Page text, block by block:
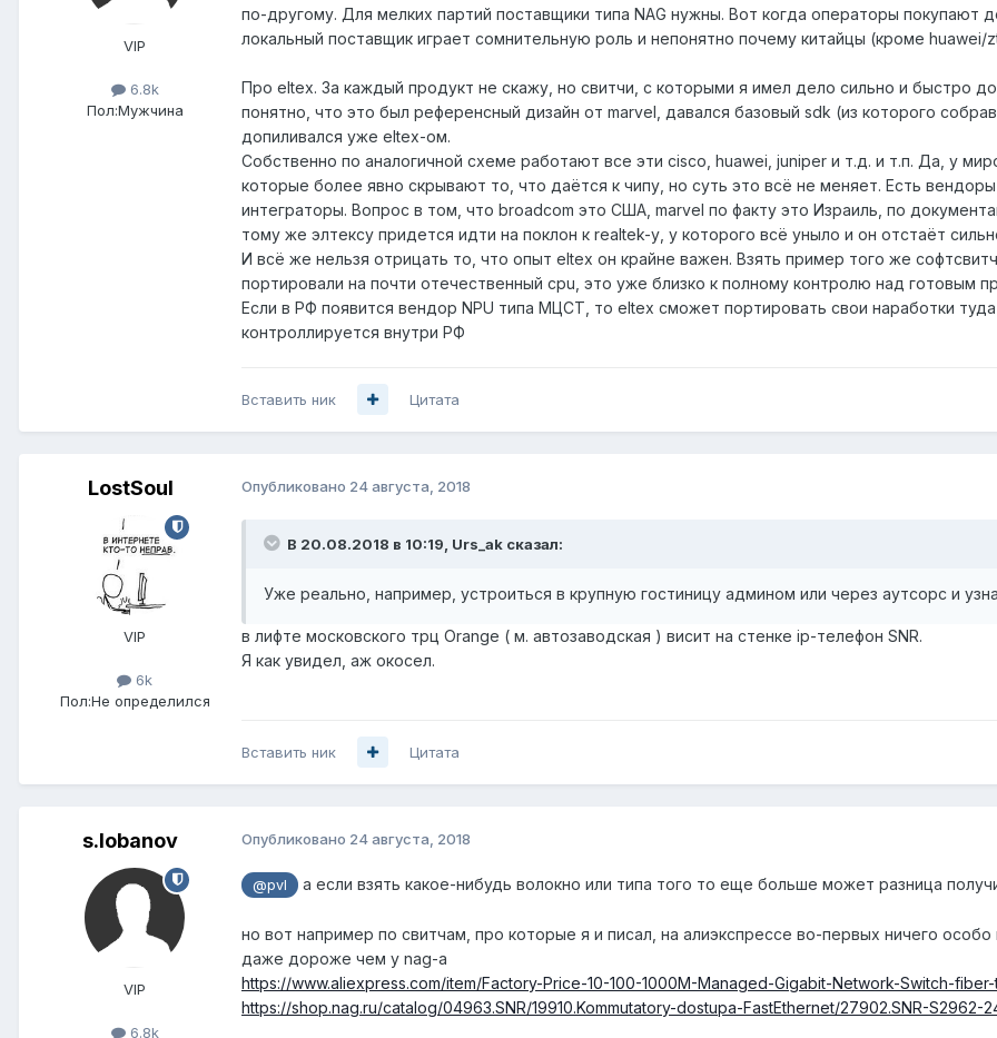
VIP
6.8k
Пол:Мужчина
по-другому. Для мелких партий поставщики типа NAG нужны. Вот когда операторы покупают
локальный поставщик играет сомнительную роль и непонятно почему китайцы (кроме
Про eltex. За каждый продукт не скажу, но свитчи, с которыми я имел дело сильно и быстро
понятно, что это был референсный дизайн от marvel, давался базовый sdk (из которого
допиливался уже eltex-ом.
Собственно по аналогичной схеме работают все эти cisco, huawei, juniper и т.д. и т.п. Да, у
которые более явно скрывают то, что даётся к чипу, но суть это всё не меняет. Есть
интеграторы. Вопрос в том, что broadcom это США, marvel по факту это Израиль, по
тому же элтексу придется идти на поклон к realtek-у, у которого всё уныло и он отстаёт
И всё же нельзя отрицать то, что опыт eltex он крайне важен. Взять пример того же
портировали на почти отечественный cpu, это уже близко к полному контролю над готовым
Если в РФ появится вендор NPU типа МЦСТ, то eltex сможет портировать свои наработки
контроллируется внутри РФ
Вставить ник Цитата
LostSoul
VIP
6k
Пол:Не определился
Опубликовано 24 августа, 2018
В 20.08.2018 в 10:19, Urs_ak сказал:
Уже реально, например, устроиться в крупную гостиницу админом или через аутсорс и
в лифте московского трц Orange ( м. автозаводская ) висит на стенке ip-телефон SNR.
Я как увидел, аж окосел.
Вставить ник Цитата
s.lobanov
VIP
6.8k
Опубликовано 24 августа, 2018
@pvl а если взять какое-нибудь волокно или типа того то еще больше может разница
но вот например по свитчам, про которые я и писал, на алиэкспрессе во-первых ничего
даже дороже чем у nag-а
https://www.aliexpress.com/item/Factory-Price-10-100-1000M-Managed-Gigabit-Network-Switch-
https://shop.nag.ru/catalog/04963.SNR/19910.Kommutatory-dostupa-FastEthernet/27902.SNR-S2962-